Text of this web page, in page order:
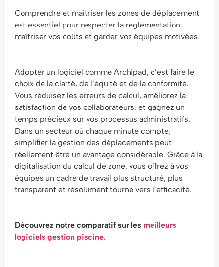
Comprendre et maîtriser les zones de déplacement
est essentiel pour respecter la réglementation,
maîtriser vos coûts et garder vos équipes motivées.
Adopter un logiciel comme Archipad, c’est faire le
choix de la clarté, de l’équité et de la conformité.
Vous réduisez les erreurs de calcul, améliorez la
satisfaction de vos collaborateurs, et gagnez un
temps précieux sur vos processus administratifs.
Dans un secteur où chaque minute compte,
simplifier la gestion des déplacements peut
réellement être un avantage considérable. Grâce à la
digitalisation du calcul de zone, vous offrez à vos
équipes un cadre de travail plus structuré, plus
transparent et résolument tourné vers l’efficacité.
Découvrez notre comparatif sur les meilleurs
logiciels gestion piscine.